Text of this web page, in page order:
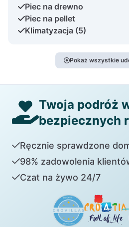
Piec na drewno
Piec na pellet
Klimatyzacja (5)
Pokaż wszystkie
Twoja podróż
bezpiecznych
Ręcznie sprawdzone
98% zadowolenia
Czat na żywo 24/7